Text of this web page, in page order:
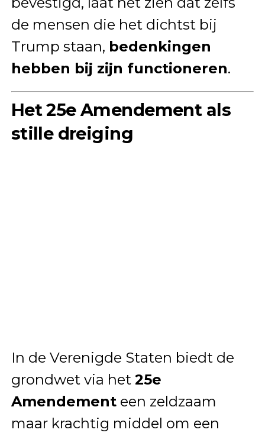
de mensen die het dichtst bij
Trump staan, bedenkingen
hebben bij zijn functioneren.
Het 25e Amendement als
stille dreiging
In de Verenigde Staten biedt de
grondwet via het 25e
Amendementeen zeldzaam
maar krachtig middel om een